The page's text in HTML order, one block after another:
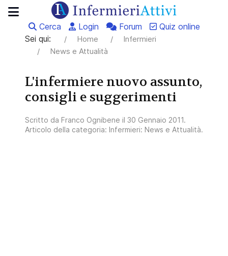
Cerca Login Forum
Quiz online
Sei qui:
Home
Infermieri
News e Attualità
L'infermiere nuovo assunto,
consigli e suggerimenti
Scritto da Franco Ognibene il 30 Gennaio 2011.
Articolo della categoria: Infermieri: News e Attualità.